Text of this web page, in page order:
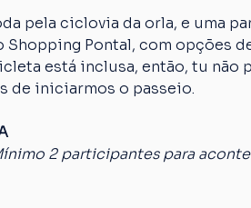
pela ciclovia da orla, e uma
Shopping Pontal, com opções
está inclusa, então, tu não
de iniciarmos o passeio.
2 participantes para